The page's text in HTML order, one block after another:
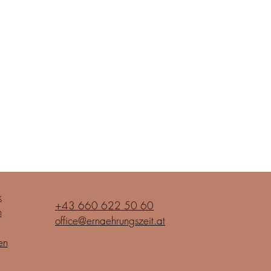
+43 660 622 50 60
office@ernaehrungszeit.at